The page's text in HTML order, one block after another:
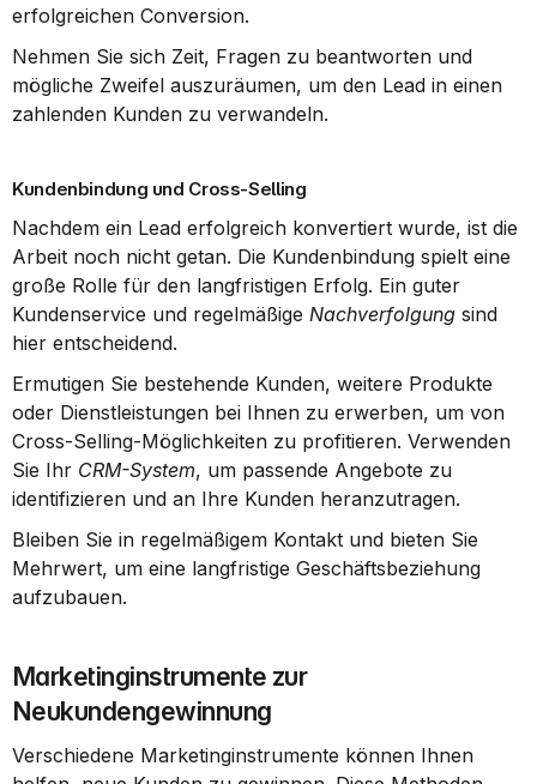
erfolgreichen Conversion.
Nehmen Sie sich Zeit, Fragen zu beantworten und
mögliche Zweifel auszuräumen, um den Lead in einen
zahlenden Kunden zu verwandeln.
Kundenbindung und Cross-Selling
Nachdem ein Lead erfolgreich konvertiert wurde, ist die
Arbeit noch nicht getan. Die Kundenbindung spielt eine
große Rolle für den langfristigen Erfolg. Ein guter
Kundenservice und regelmäßige Nachverfolgung sind
hier entscheidend.
Ermutigen Sie bestehende Kunden, weitere Produkte
oder Dienstleistungen bei Ihnen zu erwerben, um von
Cross-Selling-Möglichkeiten zu profitieren. Verwenden
Sie Ihr CRM-System, um passende Angebote zu
identifizieren und an Ihre Kunden heranzutragen.
Bleiben Sie in regelmäßigem Kontakt und bieten Sie
Mehrwert, um eine langfristige Geschäftsbeziehung
aufzubauen.
Marketinginstrumente zur
Neukundengewinnung
Verschiedene Marketinginstrumente können Ihnen